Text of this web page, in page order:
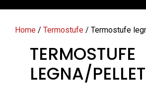
Home / Termostufe / Termostufe
TERMOSTUFE
LEGNA/PELLET